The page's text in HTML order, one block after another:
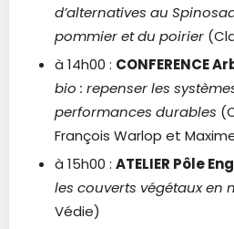
d’alternatives au
pommier et du poirier
à 14h00 : CONFERENCE
bio : repenser les
performances durables
François Warlop et
à 15h00 : ATELIER Pôle
les couverts végétaux en
Védie)